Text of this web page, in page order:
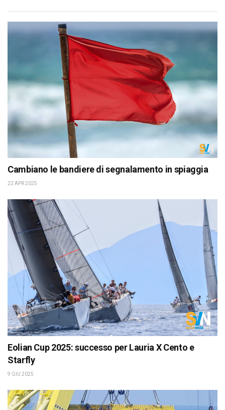
Cambiano le bandiere di segnalamento in spiaggia
22 APR 2025
Eolian Cup 2025: successo per Lauria X Cento e
Starfly
9 GIU 2025